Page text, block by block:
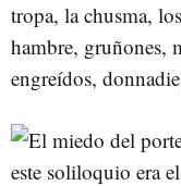
tropa, la chusma,
hambre, gruñones,
engreídos,
este soliloquio era